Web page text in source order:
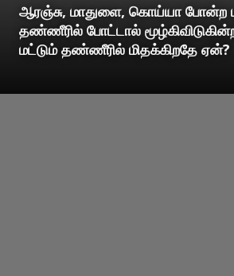
ஆரஞ்சு, மாதுளை, கொய்யா
தண்ணீரில் போட்டால்
மட்டும் தண்ணீரில் மிதக்கிறதே ஏன்?